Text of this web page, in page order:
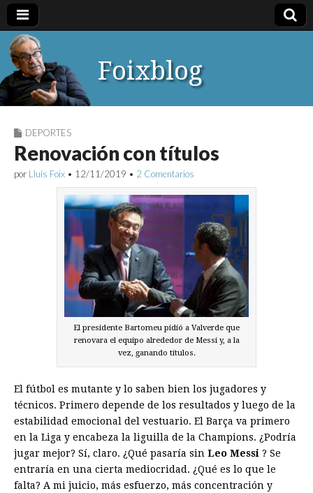
Foixblog
DEPORTES
Renovación con títulos
por Lluís Foix • 12/11/2019 • 2 Comentarios
El presidente Bartomeu pidió a Valverde que
renovara el equipo alrededor de Messi y, a la
vez, ganando títulos.
El fútbol es mutante y lo saben bien los jugadores y
técnicos. Primero depende de los resultados y luego de la
estabilidad emocional del vestuario. El Barça va primero
en la Liga y encabeza la liguilla de la Champions. ¿Podría
jugar mejor? Sí, claro. ¿Qué pasaría sin Leo Messi ? Se
entraría en una cierta mediocridad. ¿Qué es lo que le
falta? A mi juicio, más esfuerzo, más concentración y